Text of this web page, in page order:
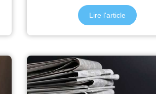
Lire l'article